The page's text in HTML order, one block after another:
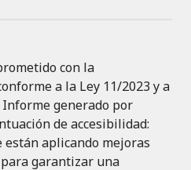
con la
a la Ley 11/2023 y a
Informe generado por
de accesibilidad:
están aplicando mejoras
garantizar una